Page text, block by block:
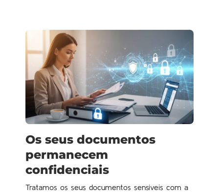
Os seus documentos
permanecem
confidenciais
Tratamos os seus documentos sensíveis com a